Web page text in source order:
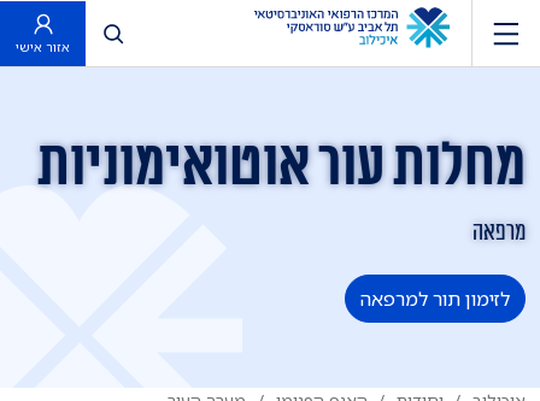
פתח חיפוש
אזור אישי
מחלות עור אוטואימוניות
מרפאה
לזימון תור למרפאה